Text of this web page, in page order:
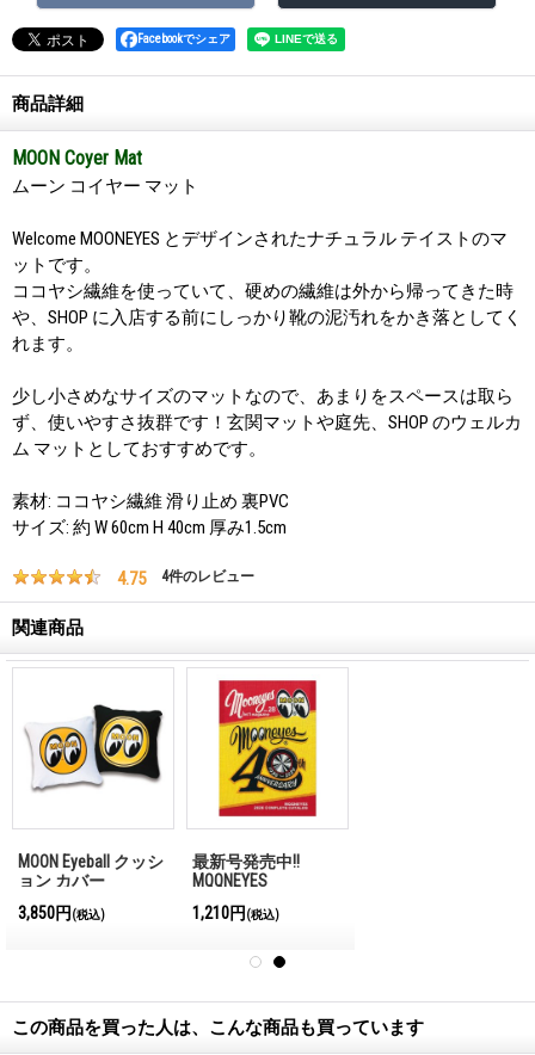
Facebookでシェア
商品詳細
MOON Coyer Mat
ムーン コイヤー マット
Welcome MOONEYES とデザインされたナチュラル テイストのマ
ットです。
ココヤシ繊維を使っていて、硬めの繊維は外から帰ってきた時
や、SHOP に入店する前にしっかり靴の泥汚れをかき落としてく
れます。
少し小さめなサイズのマットなので、あまりをスペースは取ら
ず、使いやすさ抜群です！玄関マットや庭先、SHOP のウェルカ
ム マットとしておすすめです。
素材: ココヤシ繊維 滑り止め 裏PVC
サイズ: 約 W 60cm H 40cm 厚み1.5cm
4.75 4件のレビュー
関連商品
MOON Eyeball クッシ
ョン カバー
3,850円 (税込)
最新号発売中!!
MQQNEYES
Magazine No.28 2026
1,210円 (税込)
この商品を買った人は、こんな商品も買っています